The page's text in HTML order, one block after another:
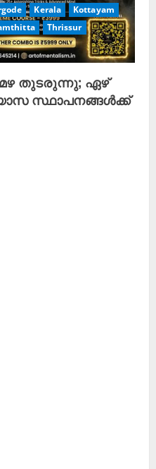
Kerala
Kottayam
Thrissur
തുടരുന്നു; ഏഴ്
സ്ഥാപനങ്ങള്‍ക്ക്